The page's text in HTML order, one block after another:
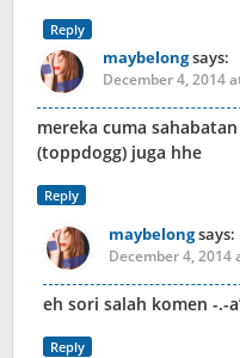
Reply
maybelongsays:
December 4, 2014
mereka cuma
(toppdogg) juga hhe
Reply
maybelongsays:
December 4, 2014
eh sori salah komen -.-
Reply